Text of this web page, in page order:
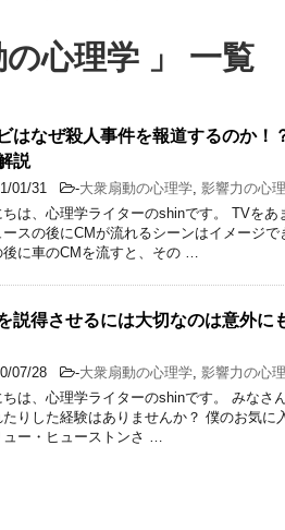
の心理学 」 一覧
はなぜ殺人事件を報道するのか！
説
01/31 -大衆扇動の心理学, 影響力の心
ちは、心理学ライターのshinです。 TVを
ースの後にCMが流れるシーンはイメージ
後に車のCMを流すと、その …
説得させるには大切なのは意外に
07/28 -大衆扇動の心理学, 影響力の心
ちは、心理学ライターのshinです。 みなさ
りした経験はありませんか？ 僕のお気に
ュー・ヒューストンさ …